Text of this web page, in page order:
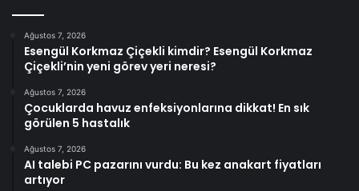
Ağustos 7, 2026
Esengül Korkmaz Çiçekli kimdir? Esengül Korkmaz
Çiçekli’nin yeni görev yeri neresi?
Ağustos 7, 2026
Çocuklarda havuz enfeksiyonlarına dikkat! En sık
görülen 5 hastalık
Ağustos 7, 2026
AI talebi PC pazarını vurdu: Bu kez anakart fiyatları
artıyor